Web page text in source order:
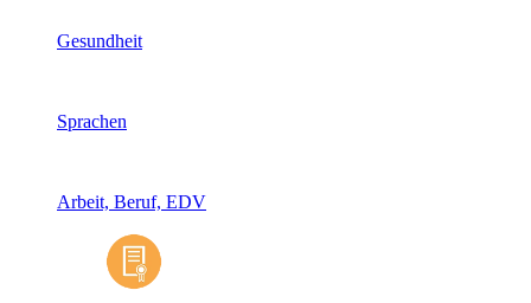
Gesundheit
Sprachen
Arbeit, Beruf, EDV